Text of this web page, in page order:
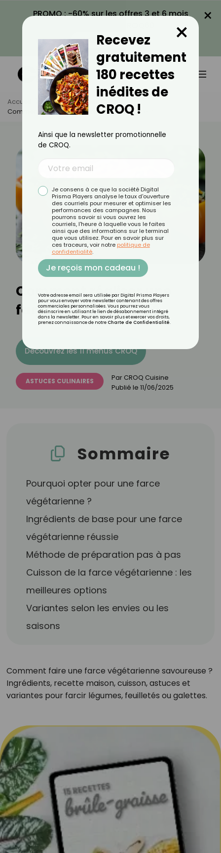
PROMO : -60% sur les offres 3 et 6 mois
VOIR LA PROMO
×
Accueil Actus
Astuces Culinaires
Comment Réaliser Une Farce Végétarienne ?
Comment réaliser une
farce végétarienne ?
Découvrez les 11 menus CROQ
ASTUCES CULINAIRES Par CROQ Cuisine
Publié le 11/06/2025
Sommaire
Pourquoi opter pour une farce
végétarienne ?
Ingrédients de base pour une farce
végétarienne réussie
Méthode de préparation pas à pas
Cuisson de la farce végétarienne : les
meilleures options
Variantes selon les envies ou les
saisons
Comment faire une farce végétarienne savoureuse ?
Ingrédients, recette maison, cuisson, astuces et
variantes pour farcir légumes, feuilletés ou galettes.
Recevez
gratuitement
180 recettes
inédites de
CROQ !
×
Ainsi que la newsletter promotionnelle
de CROQ.
Je consens à ce que la société Digital
Prisma Players analyse le taux d'ouverture
des courriels pour mesurer et optimiser les
performances des campagnes. Nous
pourrons savoir si vous ouvrez les
courriels, l'heure à laquelle vous le faites
ainsi que des informations sur le terminal
que vous utilisez. Pour en savoir plus sur
ces traceurs, voir notre politique de
confidentialité.
Je reçois mon cadeau !
Votre adresse email sera utilisée par Digital Prisma Players
pour vous envoyer votre newsletter contenant des offres
commerciales personnalisées. Vous pourrez vous
désinscrire en utilisant le lien de désabonnement intégré
dans la newsletter. Pour en savoir plus et exercer vos droits,
prenez connaissance de notre Charte de Confidentialité.